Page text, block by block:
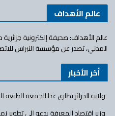
عالم الأهداف
عالم الأهداف: صحيفة إلكترونية
المدني، تصدر عن مؤسسة النبراس
أخر الأخبار
ولاية الجزائر تطلق غدا الجمعة
وزير اقتصاد المعرفة يدعو إلى